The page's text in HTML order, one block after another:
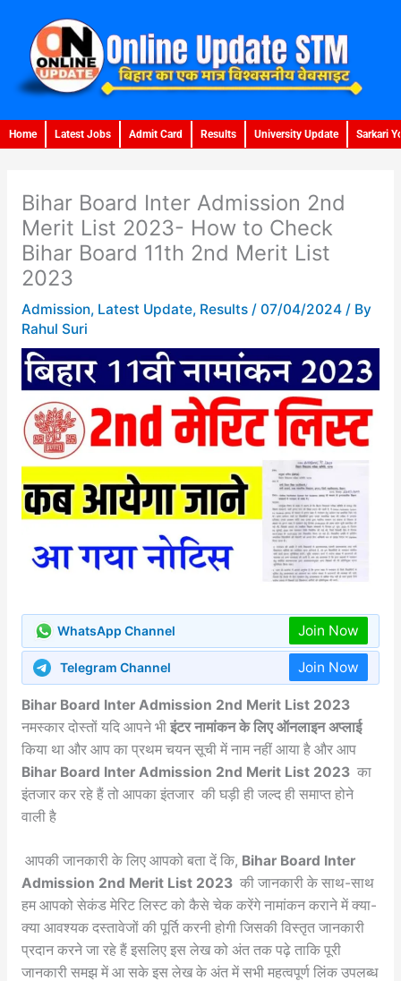
content
Home Latest Jobs Admit Card Results University Update Sarkari
Bihar Board Inter Admission 2nd
Merit List 2023- How to Check
Bihar Board 11th 2nd Merit List
2023
Admission, Latest Update, Results/ 07/04/2024 / By
Rahul Suri
WhatsApp Channel Join Now
Telegram Channel Join Now
Bihar Board Inter Admission 2nd Merit List 2023
नमस्कार दोस्तों यदि आपने भी इंटर नामांकन के लिए ऑनलाइन अप्लाई
किया था और आप का प्रथम चयन सूची में नाम नहीं आया है और आप
Bihar Board Inter Admission 2nd Merit List 2023 का
इंतजार कर रहे हैं तो आपका इंतजार की घड़ी ही जल्द ही समाप्त होने
वाली है
आपकी जानकारी के लिए आपको बता दें कि, Bihar Board Inter
Admission 2nd Merit List 2023 की जानकारी के साथ-साथ
हम आपको सेकंड मेरिट लिस्ट को कैसे चेक करेंगे नामांकन कराने में क्या-
क्या आवश्यक दस्तावेजों की पूर्ति करनी होगी जिसकी विस्तृत जानकारी
प्रदान करने जा रहे हैं इसलिए इस लेख को अंत तक पढ़े ताकि पूरी
जानकारी समझ में आ सके इस लेख के अंत में सभी महत्वपूर्ण लिंक उपलब्ध